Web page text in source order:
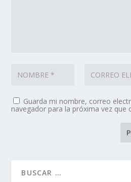
Guarda mi nombre, correo
navegador para la próxima vez que